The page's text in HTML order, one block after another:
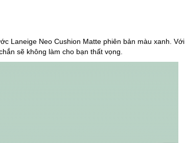
Laneige Neo Cushion Matte phiên bản màu xanh. Với
sẽ không làm cho bạn thất vọng.